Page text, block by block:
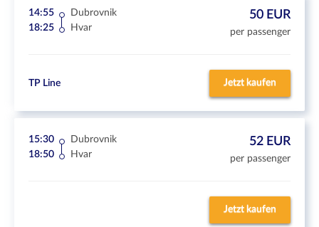
14:55
Dubrovnik
18:25
Hvar
50 EUR
per passenger
TP Line Jetzt kaufen
15:30
Dubrovnik
18:50
Hvar
52 EUR
per passenger
Jetzt kaufen